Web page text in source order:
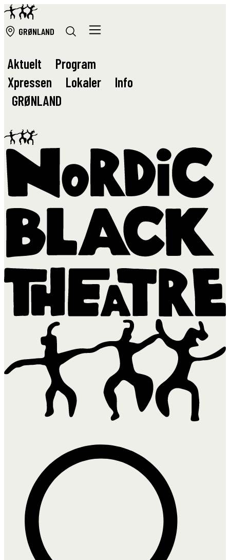
GRØNLAND
Aktuelt
Program
Xpressen
Lokaler
Info
GRØNLAND